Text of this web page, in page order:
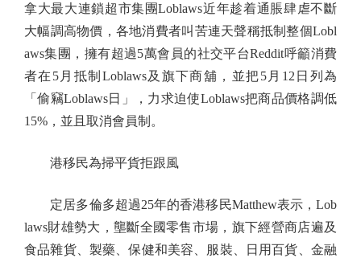
拿大最大連鎖超市集團Loblaws近年趁着通脹肆虐不斷
大幅調高物價，各地消費者叫苦連天聲稱抵制整個Lobl
aws集團，擁有超過5萬會員的社交平台Reddit呼籲消費
者在5月抵制Loblaws及旗下商舖，並把5月12日列為
「偷竊Loblaws日」，力求迫使Loblaws把商品價格調低
15%，並且取消會員制。
港移民為掃平貨拒跟風
定居多倫多超過25年的香港移民Matthew表示，Lob
laws財雄勢大，壟斷全國零售市場，旗下經營商店遍及
食品雜貨、製藥、保健和美容、服裝、日用百貨、金融